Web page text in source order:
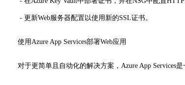
- 更新Web服务器配置以使用新的SSL证书。
使用Azure App Services部署Web应用
对于更简单且自动化的解决方案，Azure App Services是